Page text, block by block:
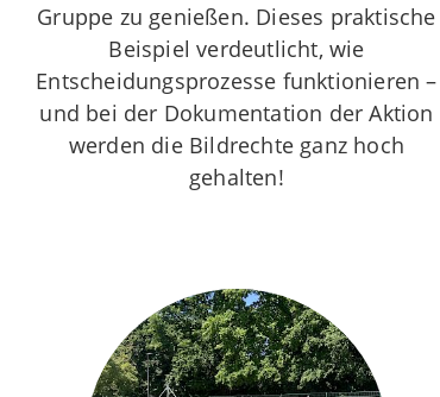
Gruppe zu genießen. Dieses praktische
Beispiel verdeutlicht, wie
Entscheidungsprozesse funktionieren –
und bei der Dokumentation der Aktion
werden die Bildrechte ganz hoch
gehalten!